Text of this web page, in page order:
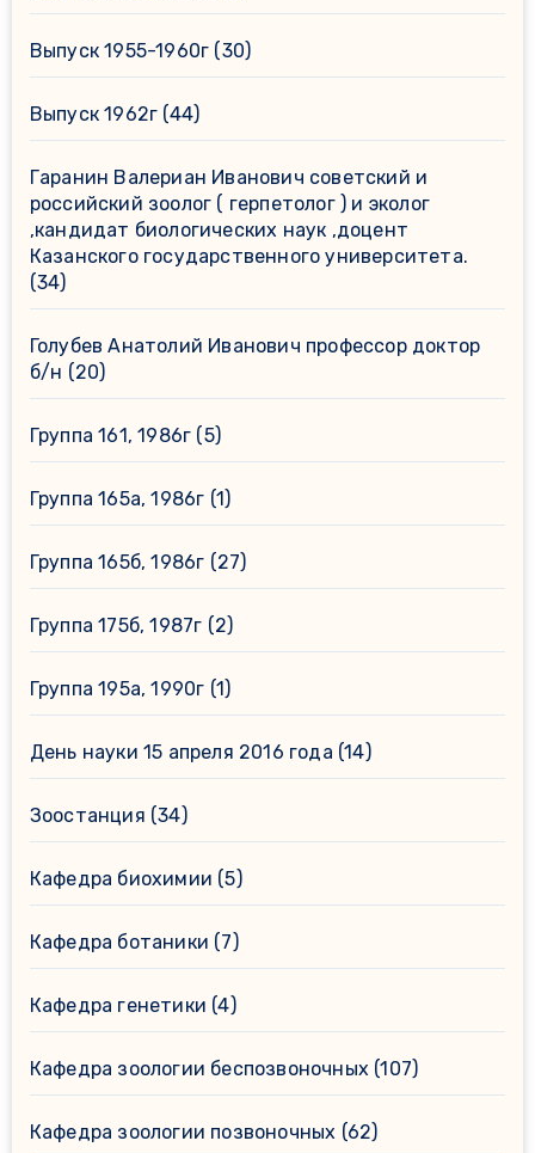
Выпуск 1955-1960г (30)
Выпуск 1962г (44)
Гаранин Валериан Иванович советский и
российский зоолог ( герпетолог ) и эколог
,кандидат биологических наук ,доцент
Казанского государственного университета.
(34)
Голубев Анатолий Иванович профессор доктор
б/н (20)
Группа 161, 1986г (5)
Группа 165а, 1986г (1)
Группа 165б, 1986г (27)
Группа 175б, 1987г (2)
Группа 195а, 1990г (1)
День науки 15 апреля 2016 года (14)
Зоостанция (34)
Кафедра биохимии (5)
Кафедра ботаники (7)
Кафедра генетики (4)
Кафедра зоологии беспозвоночных (107)
Кафедра зоологии позвоночных (62)